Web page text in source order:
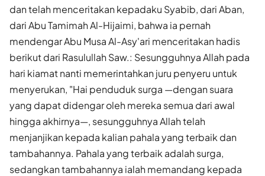
dan telah menceritakan kepadaku Syabib, dari Aban,
dari Abu Tamimah Al-Hijaimi, bahwa ia pernah
mendengar Abu Musa Al-Asy'ari menceritakan hadis
berikut dari Rasulullah Saw.: Sesungguhnya Allah pada
hari kiamat nanti memerintahkan juru penyeru untuk
menyerukan, "Hai penduduk surga —dengan suara
yang dapat didengar oleh mereka semua dari awal
hingga akhirnya—, sesungguhnya Allah telah
menjanjikan kepada kalian pahala yang terbaik dan
tambahannya. Pahala yang terbaik adalah surga,
sedangkan tambahannya ialah memandang kepada